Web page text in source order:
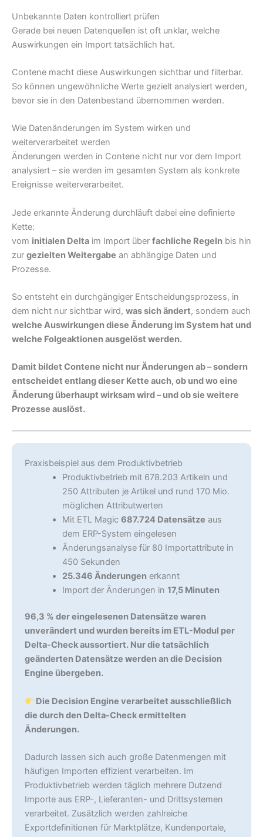
Unbekannte Daten kontrolliert prüfen
Gerade bei neuen Datenquellen ist oft unklar, welche
Auswirkungen ein Import tatsächlich hat.
Contene macht diese Auswirkungen sichtbar und filterbar.
So können ungewöhnliche Werte gezielt analysiert werden,
bevor sie in den Datenbestand übernommen werden.
Wie Datenänderungen im System wirken und
weiterverarbeitet werden
Änderungen werden in Contene nicht nur vor dem Import
analysiert – sie werden im gesamten System als konkrete
Ereignisse weiterverarbeitet.
Jede erkannte Änderung durchläuft dabei eine definierte
Kette:
vom initialen Delta im Import über fachliche Regeln bis hin
zur gezielten Weitergabe an abhängige Daten und
Prozesse.
So entsteht ein durchgängiger Entscheidungsprozess, in
dem nicht nur sichtbar wird, was sich ändert, sondern auch
welche Auswirkungen diese Änderung im System hat und
welche Folgeaktionen ausgelöst werden.
Damit bildet Contene nicht nur Änderungen ab – sondern
entscheidet entlang dieser Kette auch, ob und wo eine
Änderung überhaupt wirksam wird – und ob sie weitere
Prozesse auslöst.
Praxisbeispiel aus dem Produktivbetrieb
Produktivbetrieb mit 678.203 Artikeln und
250 Attributen je Artikel und rund 170 Mio.
möglichen Attributwerten
Mit ETL Magic 687.724 Datensätze aus
dem ERP-System eingelesen
Änderungsanalyse für 80 Importattribute in
450 Sekunden
25.346 Änderungen erkannt
Import der Änderungen in 17,5 Minuten
96,3 % der eingelesenen Datensätze waren
unverändert und wurden bereits im ETL-Modul per
Delta-Check aussortiert. Nur die tatsächlich
geänderten Datensätze werden an die Decision
Engine übergeben.
Die Decision Engine verarbeitet ausschließlich
die durch den Delta-Check ermittelten
Änderungen.
Dadurch lassen sich auch große Datenmengen mit
häufigen Importen effizient verarbeiten. Im
Produktivbetrieb werden täglich mehrere Dutzend
Importe aus ERP-, Lieferanten- und Drittsystemen
verarbeitet. Zusätzlich werden zahlreiche
Exportdefinitionen für Marktplätze, Kundenportale,